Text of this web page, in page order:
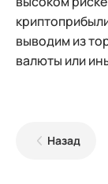
выводим из
валюты или
Назад